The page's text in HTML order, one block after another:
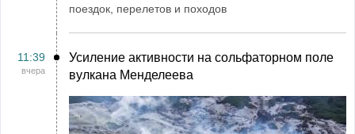
поездок, перелетов и походов
11:39
вчера
Усиление активности на сольфаторном поле
вулкана Менделеева